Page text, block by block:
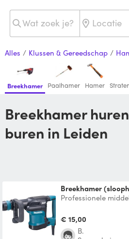
Alles / Klussen & Gereedschap /
Breekhamer Paalhamer Hamer
Breekhamer huren van je
buren in Leiden
breekhamer
Professionele
bakstenen muren,
€ 15,00
B.